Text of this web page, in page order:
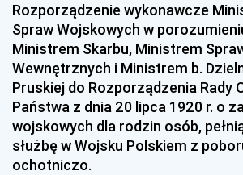
1996 1995
1993 1992
1990 1989
1987 1986
1984 1983
1981 1980
Rozporządzenie wykonawcze
Spraw Wojskowych w
Ministrem Skarbu, Ministrem
Wewnętrznych i Ministrem b.
Pruskiej do Rozporządzenia Rady
Państwa z dnia 20 lipca 1920 r. o
wojskowych dla rodzin osób,
służbę w Wojsku Polskiem z
ochotniczo.